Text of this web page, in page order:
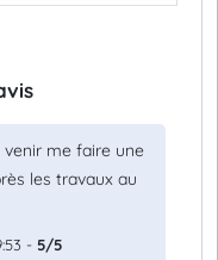
me faire une
les travaux au
- 5/5